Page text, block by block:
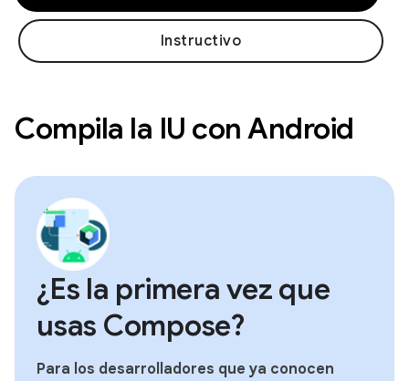
Instructivo
Compila la IU con Android
¿Es la primera vez que
usas Compose?
Para los desarrolladores que ya conocen